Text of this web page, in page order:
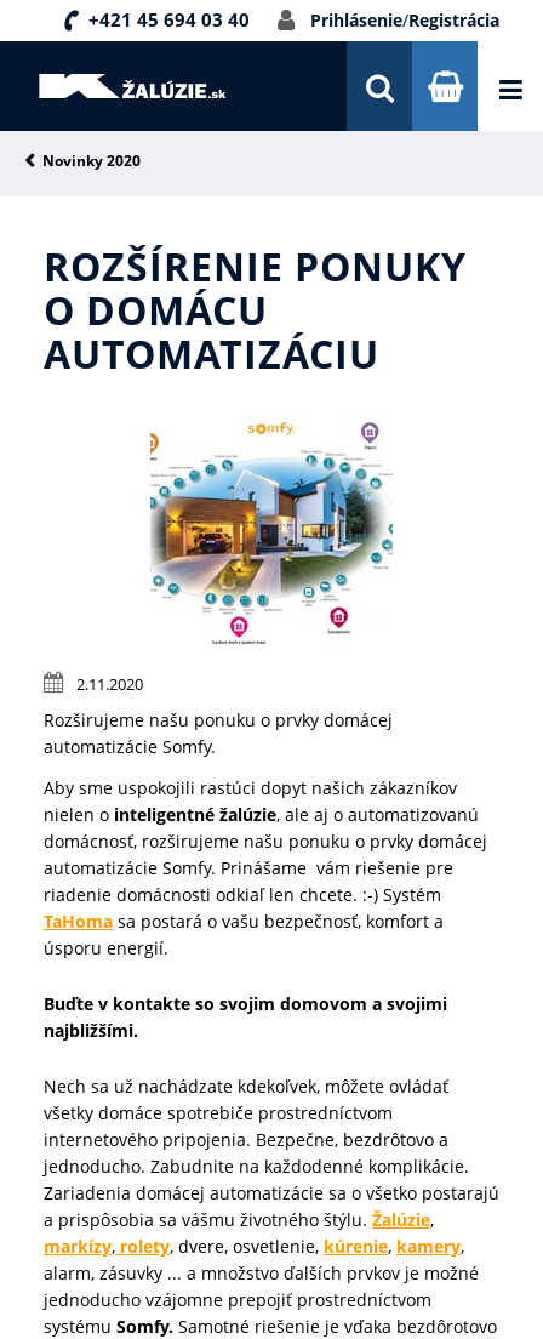
+421 45 694 03 40 Prihlásenie/Registrácia
DOPRAVA A PLATBA
NOVINKY
Novinky 2020
ROZŠÍRENIE PONUKY
O DOMÁCU
AUTOMATIZÁCIU
2.11.2020
Rozširujeme našu ponuku o prvky domácej
automatizácie Somfy.
Aby sme uspokojili rastúci dopyt našich zákazníkov
nielen o inteligentné žalúzie, ale aj o automatizovanú
domácnosť, rozširujeme našu ponuku o prvky domácej
automatizácie Somfy. Prinášame vám riešenie pre
riadenie domácnosti odkiaľ len chcete. :-) Systém
TaHoma sa postará o vašu bezpečnosť, komfort a
úsporu energií.
Buďte v kontakte so svojim domovom a svojimi
najbližšími.
Nech sa už nachádzate kdekoľvek, môžete ovládať
všetky domáce spotrebiče prostredníctvom
internetového pripojenia. Bezpečne, bezdrôtovo a
jednoducho. Zabudnite na každodenné komplikácie.
Zariadenia domácej automatizácie sa o všetko postarajú
a prispôsobia sa vášmu životného štýlu. Žalúzie,
markízy, rolety, dvere, osvetlenie, kúrenie, kamery,
alarm, zásuvky ... a množstvo ďalších prvkov je možné
jednoducho vzájomne prepojiť prostredníctvom
systému Somfy. Samotné riešenie je vďaka bezdôrotovo